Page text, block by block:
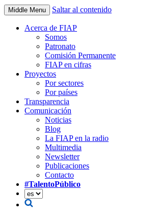
Middle Menu Saltar al contenido
Acerca de FIAP
Somos
Patronato
Comisión Permanente
FIAP en cifras
Proyectos
Por sectores
Por países
Transparencia
Comunicación
Noticias
Blog
La FIAP en la radio
Multimedia
Newsletter
Publicaciones
Contacto
#TalentoPúblico